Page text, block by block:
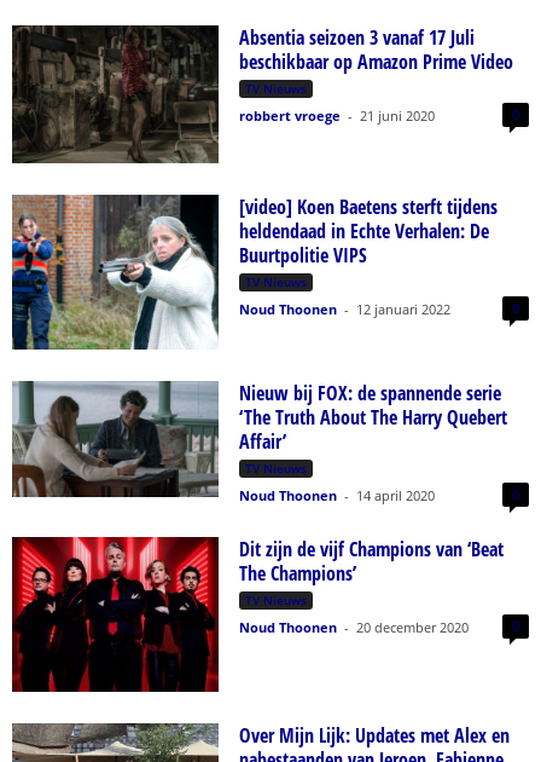
Absentia seizoen 3 vanaf 17 Juli
beschikbaar op Amazon Prime Video
TV Nieuws
robbert vroege - 21 juni 2020 0
[video] Koen Baetens sterft tijdens
heldendaad in Echte Verhalen: De
Buurtpolitie VIPS
TV Nieuws
Noud Thoonen - 12 januari 2022 0
Nieuw bij FOX: de spannende serie
‘The Truth About The Harry Quebert
Affair’
TV Nieuws
Noud Thoonen - 14 april 2020 0
Dit zijn de vijf Champions van ‘Beat
The Champions’
TV Nieuws
Noud Thoonen - 20 december 2020 0
Over Mijn Lijk: Updates met Alex en